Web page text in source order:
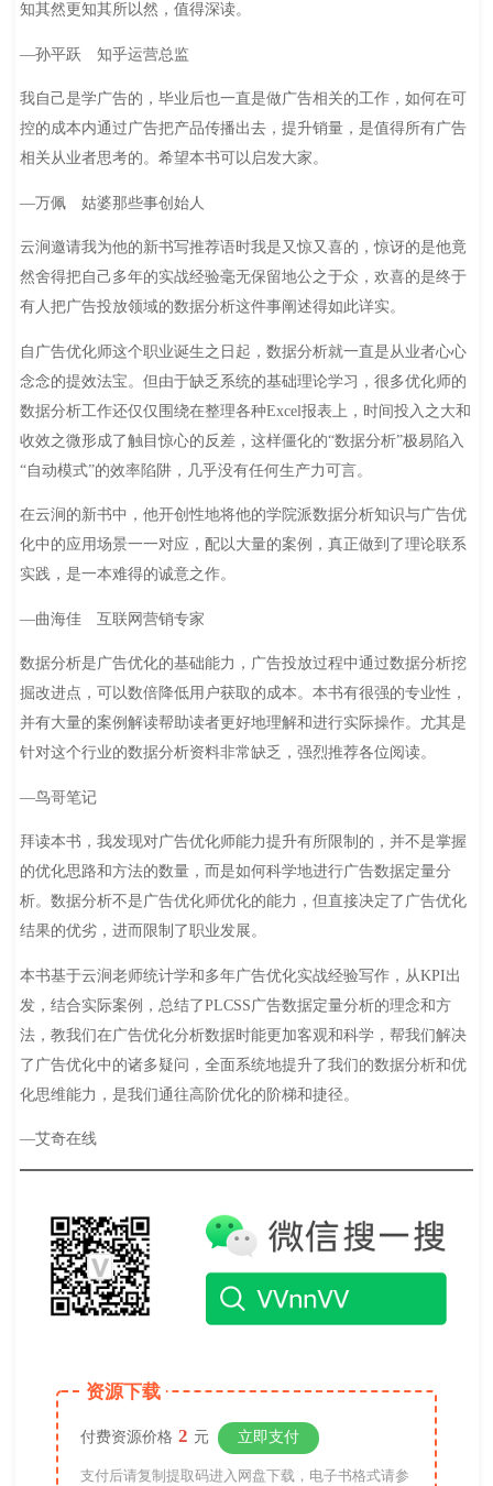
知其然更知其所以然，值得深读。
—孙平跃 知乎运营总监
我自己是学广告的，毕业后也一直是做广告相关的工作，如何在可
控的成本内通过广告把产品传播出去，提升销量，是值得所有广告
相关从业者思考的。希望本书可以启发大家。
—万佩 姑婆那些事创始人
云涧邀请我为他的新书写推荐语时我是又惊又喜的，惊讶的是他竟
然舍得把自己多年的实战经验毫无保留地公之于众，欢喜的是终于
有人把广告投放领域的数据分析这件事阐述得如此详实。
自广告优化师这个职业诞生之日起，数据分析就一直是从业者心心
念念的提效法宝。但由于缺乏系统的基础理论学习，很多优化师的
数据分析工作还仅仅围绕在整理各种Excel报表上，时间投入之大和
收效之微形成了触目惊心的反差，这样僵化的“数据分析”极易陷入
“自动模式”的效率陷阱，几乎没有任何生产力可言。
在云涧的新书中，他开创性地将他的学院派数据分析知识与广告优
化中的应用场景一一对应，配以大量的案例，真正做到了理论联系
实践，是一本难得的诚意之作。
—曲海佳 互联网营销专家
数据分析是广告优化的基础能力，广告投放过程中通过数据分析挖
掘改进点，可以数倍降低用户获取的成本。本书有很强的专业性，
并有大量的案例解读帮助读者更好地理解和进行实际操作。尤其是
针对这个行业的数据分析资料非常缺乏，强烈推荐各位阅读。
—鸟哥笔记
拜读本书，我发现对广告优化师能力提升有所限制的，并不是掌握
的优化思路和方法的数量，而是如何科学地进行广告数据定量分
析。数据分析不是广告优化师优化的能力，但直接决定了广告优化
结果的优劣，进而限制了职业发展。
本书基于云涧老师统计学和多年广告优化实战经验写作，从KPI出
发，结合实际案例，总结了PLCSS广告数据定量分析的理念和方
法，教我们在广告优化分析数据时能更加客观和科学，帮我们解决
了广告优化中的诸多疑问，全面系统地提升了我们的数据分析和优
化思维能力，是我们通往高阶优化的阶梯和捷径。
—艾奇在线
资源下载
付费资源价格 2 元 立即支付
支付后请复制提取码进入网盘下载，电子书格式请参